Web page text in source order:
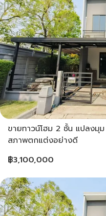
ขายทาวน์โฮม 2 ชั้น แปลง
สภาพตกแต่งอย่างดี
฿3,100,000